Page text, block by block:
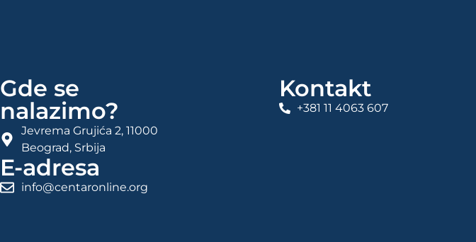
Gde se
nalazimo?
Jevrema Grujića 2, 11000
Beograd, Srbija
E-adresa
info@centaronline.org
Kontakt
+381 11 4063 607